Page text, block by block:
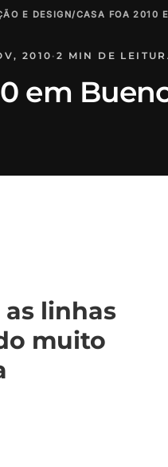
E DESIGN/CASA FOA 2010
2010 · 2 MIN DE
em
linhas
muito